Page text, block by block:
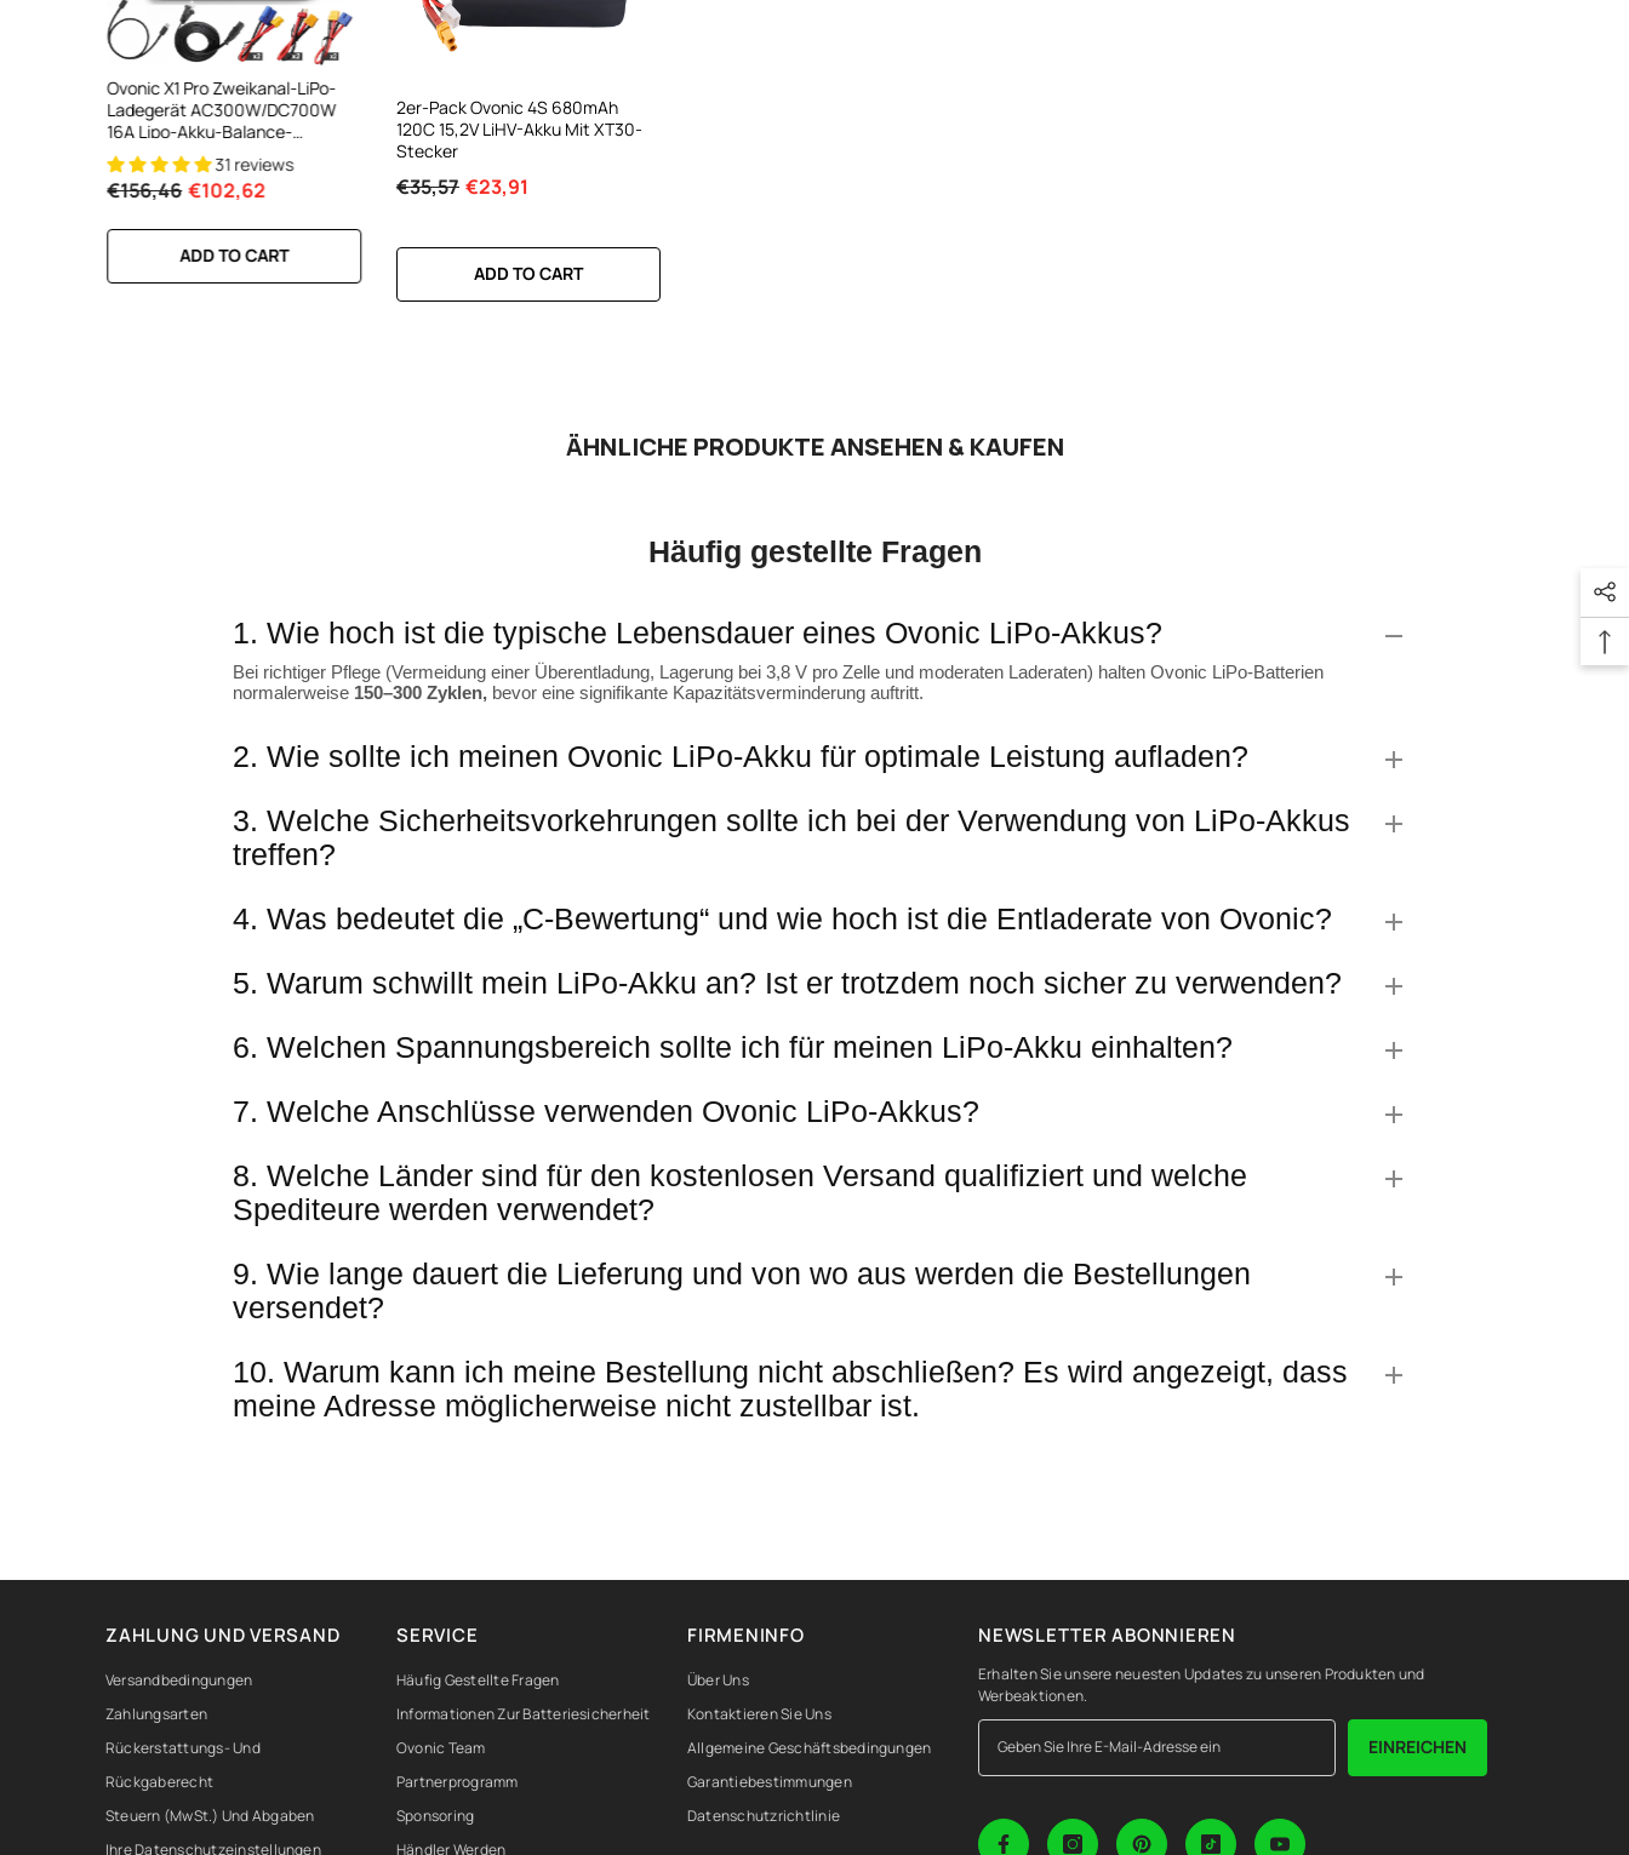
Ovonic X1 Pro Zweikanal-LiPo-
Ladegerät AC300W/DC700W
16A Lipo-Akku-Balance-
Ladegerät
31 reviews
€156,46 €102,62
ADD TO CART
Ladegerät AC200W/DC300Wx2
15A Smart Balance Ladegerät
Für RC- Und FPV-Akkus
€160,59 €106,59
ADD TO CART
2er-Pack Ovonic 4S 680mAh
120C 15,2V LiHV-Akku Mit XT30-
Stecker
€35,57 €23,91
ADD TO CART
ÄHNLICHE PRODUKTE ANSEHEN & KAUFEN
Häufig gestellte Fragen
1. Wie hoch ist die typische Lebensdauer eines Ovonic LiPo-Akkus?
Bei richtiger Pflege (Vermeidung einer Überentladung, Lagerung bei 3,8 V pro Zelle und moderaten Laderaten) halten Ovonic LiPo-Batterien
normalerweise 150–300 Zyklen, bevor eine signifikante Kapazitätsverminderung auftritt.
2. Wie sollte ich meinen Ovonic LiPo-Akku für optimale Leistung aufladen?
3. Welche Sicherheitsvorkehrungen sollte ich bei der Verwendung von LiPo-Akkus
treffen?
4. Was bedeutet die „C-Bewertung“ und wie hoch ist die Entladerate von Ovonic?
5. Warum schwillt mein LiPo-Akku an? Ist er trotzdem noch sicher zu verwenden?
6. Welchen Spannungsbereich sollte ich für meinen LiPo-Akku einhalten?
7. Welche Anschlüsse verwenden Ovonic LiPo-Akkus?
8. Welche Länder sind für den kostenlosen Versand qualifiziert und welche
Spediteure werden verwendet?
9. Wie lange dauert die Lieferung und von wo aus werden die Bestellungen
versendet?
10. Warum kann ich meine Bestellung nicht abschließen? Es wird angezeigt, dass
meine Adresse möglicherweise nicht zustellbar ist.
ZAHLUNG UND VERSAND
Versandbedingungen
Zahlungsarten
Rückerstattungs- Und
Rückgaberecht
Steuern (MwSt.) Und Abgaben
Ihre Datenschutzeinstellungen
SERVICE
Häufig Gestellte Fragen
Informationen Zur Batteriesicherheit
Ovonic Team
Partnerprogramm
Sponsoring
Händler Werden
FIRMENINFO
Über Uns
Kontaktieren Sie Uns
Allgemeine Geschäftsbedingungen
Garantiebestimmungen
Datenschutzrichtlinie
NEWSLETTER ABONNIEREN
Erhalten Sie unsere neuesten Updates zu unseren Produkten und
Werbeaktionen.
EINREICHEN